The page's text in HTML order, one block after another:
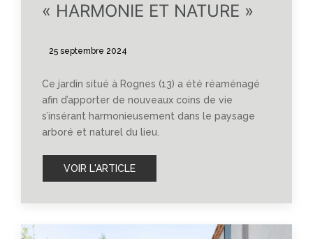
« HARMONIE ET NATURE »
25 septembre 2024
Ce jardin situé à Rognes (13) a été réaménagé
afin d’apporter de nouveaux coins de vie
s’insérant harmonieusement dans le paysage
arboré et naturel du lieu.
VOIR L'ARTICLE